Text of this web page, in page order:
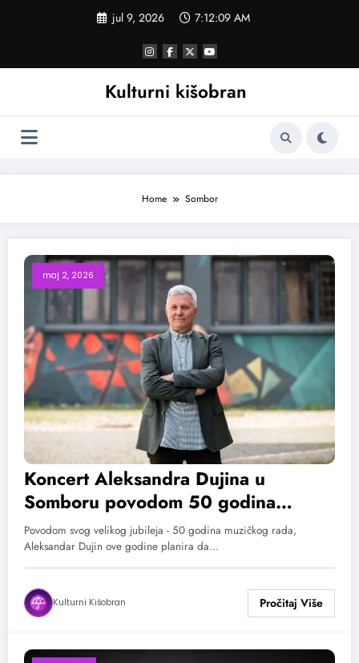
jul 9, 2026 7:12:10 AM
Kulturni kišobran
Home Sombor
maj 2, 2026
Koncert Aleksandra Dujina u
Somboru povodom 50 godina
muzičkog rada
Povodom svog velikog jubileja - 50 godina muzičkog rada,
Aleksandar Dujin ove godine planira da…
Kulturni Kišobran